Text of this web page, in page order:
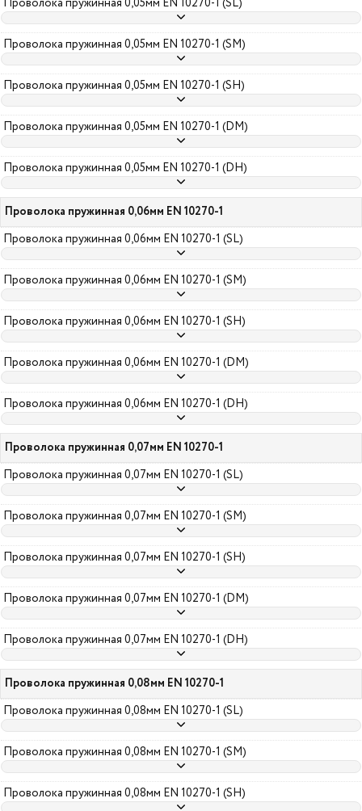
Проволока пружинная 0,05мм EN 10270-1 (SL)
Проволока пружинная 0,05мм EN 10270-1 (SM)
Проволока пружинная 0,05мм EN 10270-1 (SH)
Проволока пружинная 0,05мм EN 10270-1 (DM)
Проволока пружинная 0,05мм EN 10270-1 (DH)
Проволока пружинная 0,06мм EN 10270-1
Проволока пружинная 0,06мм EN 10270-1 (SL)
Проволока пружинная 0,06мм EN 10270-1 (SM)
Проволока пружинная 0,06мм EN 10270-1 (SH)
Проволока пружинная 0,06мм EN 10270-1 (DM)
Проволока пружинная 0,06мм EN 10270-1 (DH)
Проволока пружинная 0,07мм EN 10270-1
Проволока пружинная 0,07мм EN 10270-1 (SL)
Проволока пружинная 0,07мм EN 10270-1 (SM)
Проволока пружинная 0,07мм EN 10270-1 (SH)
Проволока пружинная 0,07мм EN 10270-1 (DM)
Проволока пружинная 0,07мм EN 10270-1 (DH)
Проволока пружинная 0,08мм EN 10270-1
Проволока пружинная 0,08мм EN 10270-1 (SL)
Проволока пружинная 0,08мм EN 10270-1 (SM)
Проволока пружинная 0,08мм EN 10270-1 (SH)